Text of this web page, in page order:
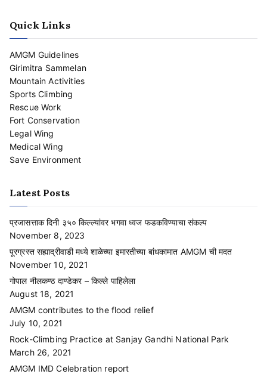
Quick Links
AMGM Guidelines
Girimitra Sammelan
Mountain Activities
Sports Climbing
Rescue Work
Fort Conservation
Legal Wing
Medical Wing
Save Environment
Latest Posts
प्रजासत्ताक दिनी ३५० किल्ल्यांवर भगवा ध्वज फडकविण्याचा संकल्प
November 8, 2023
पूरग्रस्त सह्याद्रीवाडी मध्ये शाळेच्या इमारतीच्या बांधकामात AMGM ची मदत
November 10, 2021
गोपाल नीलकण्ठ दाण्डेकर – किल्ले पाहिलेला
August 18, 2021
AMGM contributes to the flood relief
July 10, 2021
Rock-Climbing Practice at Sanjay Gandhi National Park
March 26, 2021
AMGM IMD Celebration report